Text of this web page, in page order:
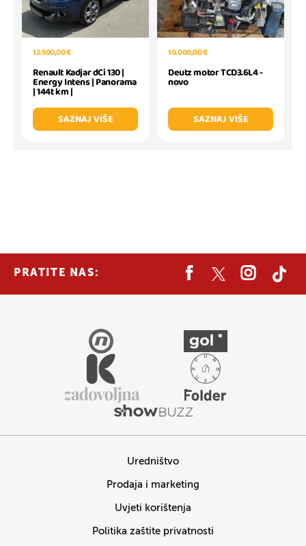
12.500,00 €
Renault Kadjar dCi 130 |
Energy Intens | Panorama
| 144t km |
SAZNAJ VIŠE
10.000,00 €
Deutz motor TCD3.6L4 -
novo
SAZNAJ VIŠE
PRATITE NAS:
Uredništvo
Prodaja i marketing
Uvjeti korištenja
Politika zaštite privatnosti